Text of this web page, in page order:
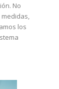
No
los